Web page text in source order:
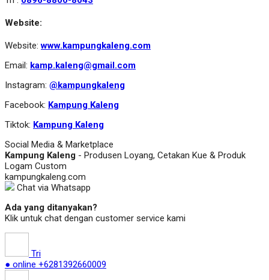
Website:
Website:www.kampungkaleng.com
Email: kamp.kaleng@gmail.com
Instagram: @kampungkaleng
Facebook: Kampung Kaleng
Tiktok: Kampung Kaleng
Social Media & Marketplace
Kampung Kaleng - Produsen Loyang, Cetakan Kue & Produk
Logam Custom
kampungkaleng.com
Chat via Whatsapp
Ada yang ditanyakan?
Klik untuk chat dengan customer service kami
Tri
● online +6281392660009